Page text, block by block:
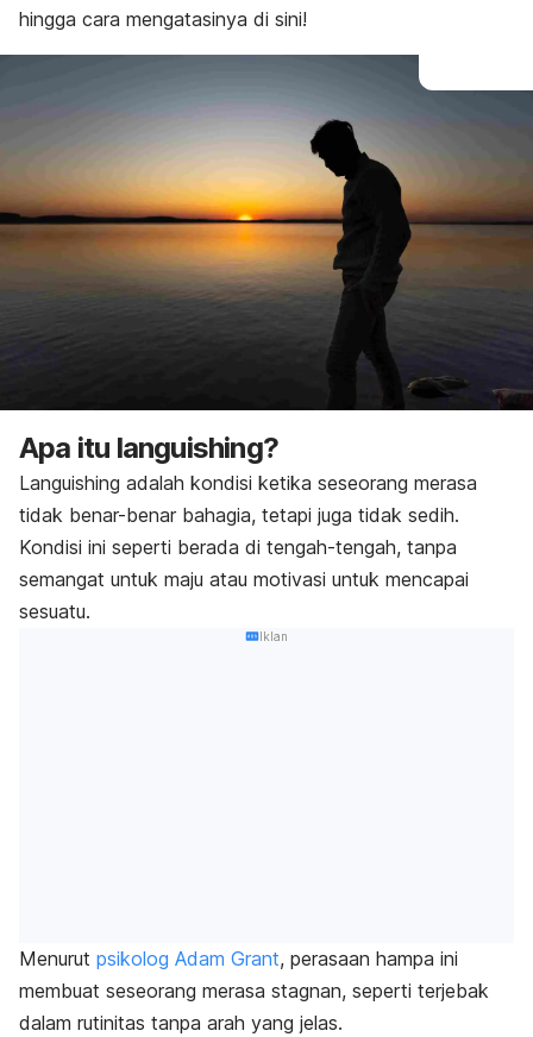
hingga cara mengatasinya di sini!
Apa itu languishing?
Languishing adalah kondisi ketika seseorang merasa
tidak benar-benar bahagia, tetapi juga tidak sedih.
Kondisi ini seperti berada di tengah-tengah, tanpa
semangat untuk maju atau motivasi untuk mencapai
sesuatu.
Iklan
Menurut psikolog Adam Grant, perasaan hampa ini
membuat seseorang merasa stagnan, seperti terjebak
dalam rutinitas tanpa arah yang jelas.